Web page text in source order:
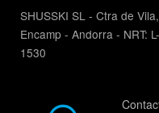
SHUSSKI SL - Ctra de
Encamp - Andorra - NRT:
1530